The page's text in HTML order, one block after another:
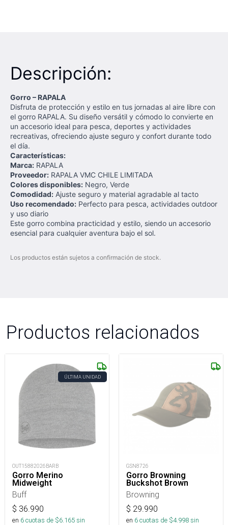
Descripción:
Gorro – RAPALA
Disfruta de protección y estilo en tus jornadas al aire libre con
el gorro RAPALA. Su diseño versátil y cómodo lo convierte en
un accesorio ideal para pesca, deportes y actividades
recreativas, ofreciendo ajuste seguro y confort durante todo
el día.
Características:
Marca: RAPALA
Proveedor: RAPALA VMC CHILE LIMITADA
Colores disponibles: Negro, Verde
Comodidad: Ajuste seguro y material agradable al tacto
Uso recomendado: Perfecto para pesca, actividades outdoor
y uso diario
Este gorro combina practicidad y estilo, siendo un accesorio
esencial para cualquier aventura bajo el sol.
Los productos están sujetos a confirmación de stock.
Productos relacionados
ÚLTIMA UNIDAD
OUT15882026BARB
Gorro Merino
Midweight
Buff
$ 36.990
en 6cuotas de $6.165sin
GSN8726
Gorro Browning
Buckshot Brown
Browning
$ 29.990
en 6cuotas de $4.998sin